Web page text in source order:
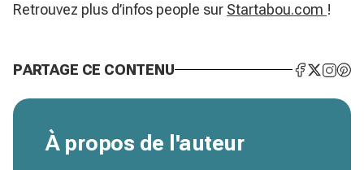
Retrouvez plus d’infos people sur Startabou.com !
PARTAGE CE CONTENU
À propos de l'auteur